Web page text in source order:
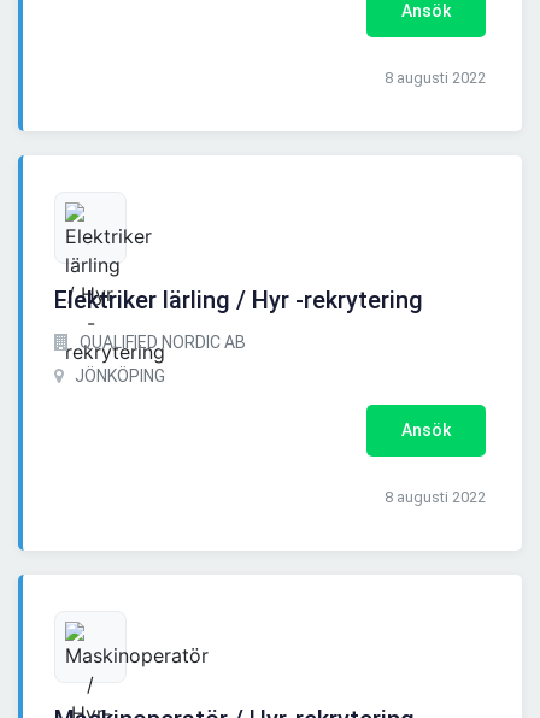
Ansök
8 augusti 2022
Elektriker lärling / Hyr -rekrytering
QUALIFIED NORDIC AB
JÖNKÖPING
Ansök
8 augusti 2022